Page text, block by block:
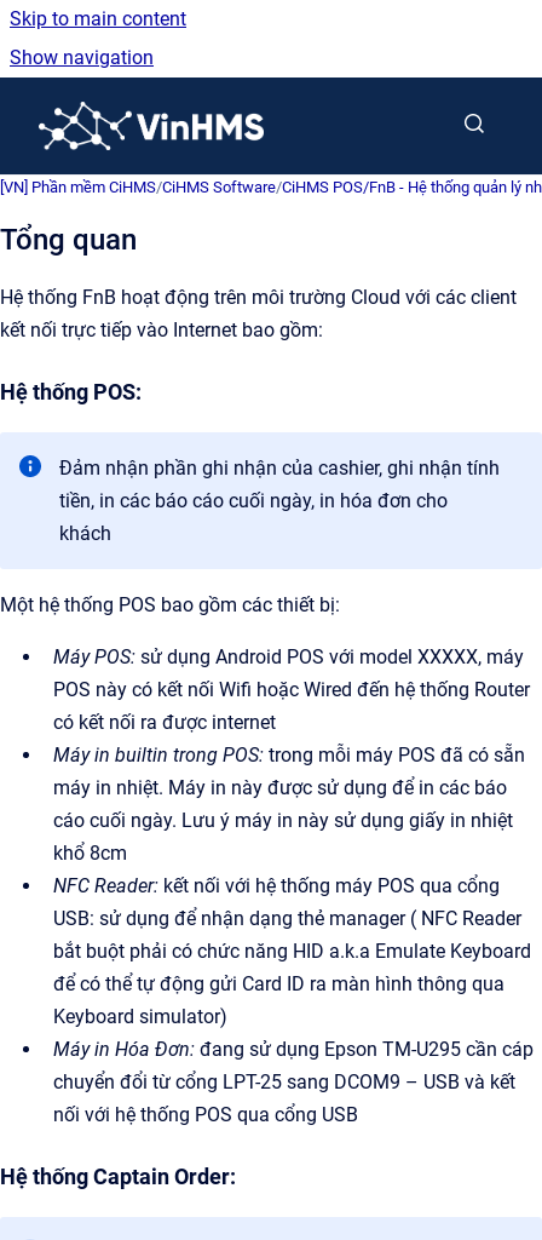
Skip to main content
Show navigation
[VN] Phần mềm CiHMS/CiHMS Software/CiHMS POS/FnB - Hệ thống quản lý
Tổng quan
Hệ thống FnB hoạt động trên môi trường Cloud với các client
kết nối trực tiếp vào Internet bao gồm:
Hệ thống POS:
Đảm nhận phần ghi nhận của cashier, ghi nhận tính
tiền, in các báo cáo cuối ngày, in hóa đơn cho
khách
Một hệ thống POS bao gồm các thiết bị:
Máy POS: sử dụng Android POS với model XXXXX, máy
POS này có kết nối Wifi hoặc Wired đến hệ thống Router
có kết nối ra được internet
Máy in builtin trong POS: trong mỗi máy POS đã có sẵn
máy in nhiệt. Máy in này được sử dụng để in các báo
cáo cuối ngày. Lưu ý máy in này sử dụng giấy in nhiệt
khổ 8cm
NFC Reader: kết nối với hệ thống máy POS qua cổng
USB: sử dụng để nhận dạng thẻ manager ( NFC Reader
bắt buột phải có chức năng HID a.k.a Emulate Keyboard
để có thể tự động gửi Card ID ra màn hình thông qua
Keyboard simulator)
Máy in Hóa Đơn: đang sử dụng Epson TM-U295 cần cáp
chuyển đổi từ cổng LPT-25 sang DCOM9 – USB và kết
nối với hệ thống POS qua cổng USB
Hệ thống Captain Order: